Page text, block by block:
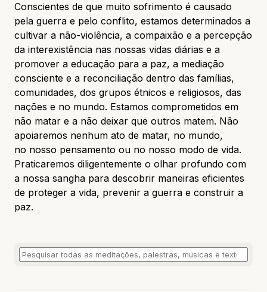
Conscientes de que muito sofrimento é causado
pela guerra e pelo conflito, estamos determinados a
cultivar a não-violência, a compaixão e a percepção
da interexistência nas nossas vidas diárias e a
promover a educação para a paz, a mediação
consciente e a reconciliação dentro das famílias,
comunidades, dos grupos étnicos e religiosos, das
nações e no mundo. Estamos comprometidos em
não matar e a não deixar que outros matem. Não
apoiaremos nenhum ato de matar, no mundo,
no nosso pensamento ou no nosso modo de vida.
Praticaremos diligentemente o olhar profundo com
a nossa sangha para descobrir maneiras eficientes
de proteger a vida, prevenir a guerra e construir a
paz.